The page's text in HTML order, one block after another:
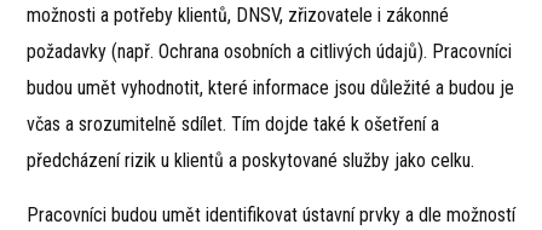
možnosti a potřeby klientů, DNSV, zřizovatele i zákonné
požadavky (např. Ochrana osobních a citlivých údajů). Pracovníci
budou umět vyhodnotit, které informace jsou důležité a budou je
včas a srozumitelně sdílet. Tím dojde také k ošetření a
předcházení rizik u klientů a poskytované služby jako celku.
Pracovníci budou umět identifikovat ústavní prvky a dle možností